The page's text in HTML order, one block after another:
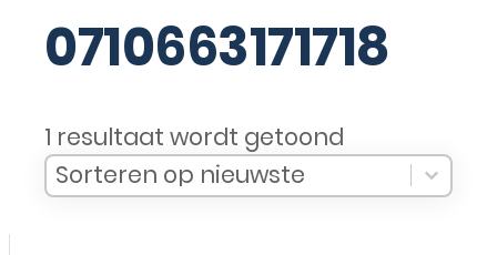
0710663171718
1 resultaat wordt getoond
Sort Products
Sort content
Sorteren op nieuwste
Sort content